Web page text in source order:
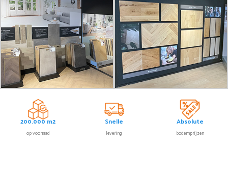
200.000 m2
op voorraad
Snelle
levering
Absolute
bodemprijzen